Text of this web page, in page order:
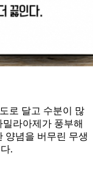
로 달고 수분이 많
라아제가 풍부해
양념을 버무린 무생
.